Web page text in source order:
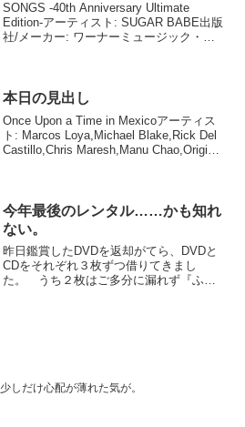
SONGS -40th Anniversary Ultimate
Edition-アーティスト: SUGAR BABE出版
社/メーカー: ワーナーミュージック・ジ
本日の見出し
Once Upon a Time in Mexicoアーティス
ト: Marcos Loya,Michael Blake,Rick Del
Castillo,Chris Maresh,Manu Chao,Original
今年最後のレンタル……かも知れ
ない。
昨日鑑賞したDVDを返却がてら、DVDと
CDをそれぞれ３枚ずつ借りてきまし
た。 うち２枚はご多分に漏れず『ふた
少しだけ心配が薄れた気が。